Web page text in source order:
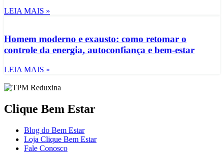
LEIA MAIS »
Homem moderno e exausto: como retomar o
controle da energia, autoconfiança e bem-estar
LEIA MAIS »
Clique Bem Estar
Blog do Bem Estar
Loja Clique Bem Estar
Fale Conosco